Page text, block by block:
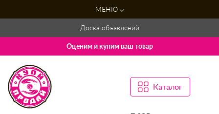
МЕНЮ
Доска объявлений
Оценим и купим ваш товар
Каталог